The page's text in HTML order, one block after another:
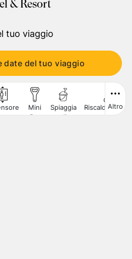
CERCA
& Resort
tuo viaggio
date del tuo viaggio
Mini
Bar
Spiaggia
di
Riscaldamento
Altro